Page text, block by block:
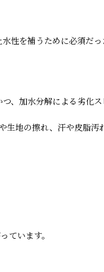
を補うために必須だ
、加水分解による劣化
生地の擦れ、汗や皮脂汚
ています。